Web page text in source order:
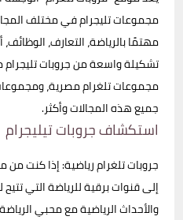
مجموعات تليجرام في مختلف
مهتمًا بالرياضة، التعارف،
تشكيلة واسعة من جروبات تليجرام
مجموعات تلغرام مصرية،
جميع هذه المجالات وأكثر.
استكشاف جروبات تيليجرام
جروبات تلغرام رياضية: إذا كنت من
إلى قنوات برقية للرياضة التي
والأحداث الرياضية مع محبي